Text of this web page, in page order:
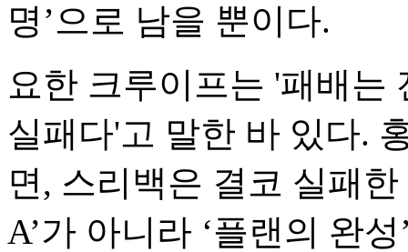
명’으로 남을 뿐이다.
요한 크루이프는 '패배는
실패다'고 말한 바 있다.
면, 스리백은 결코 실패
A’가 아니라 ‘플랜의 완